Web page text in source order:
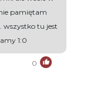
pamiętam
tu jest
1:0
0